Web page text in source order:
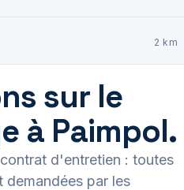
2 km
sur le
à Paimpol.
d'entretien : toutes
demandées par les